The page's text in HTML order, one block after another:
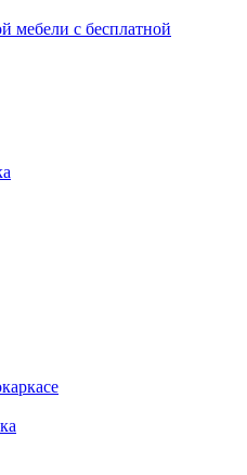
мебели с бесплатной